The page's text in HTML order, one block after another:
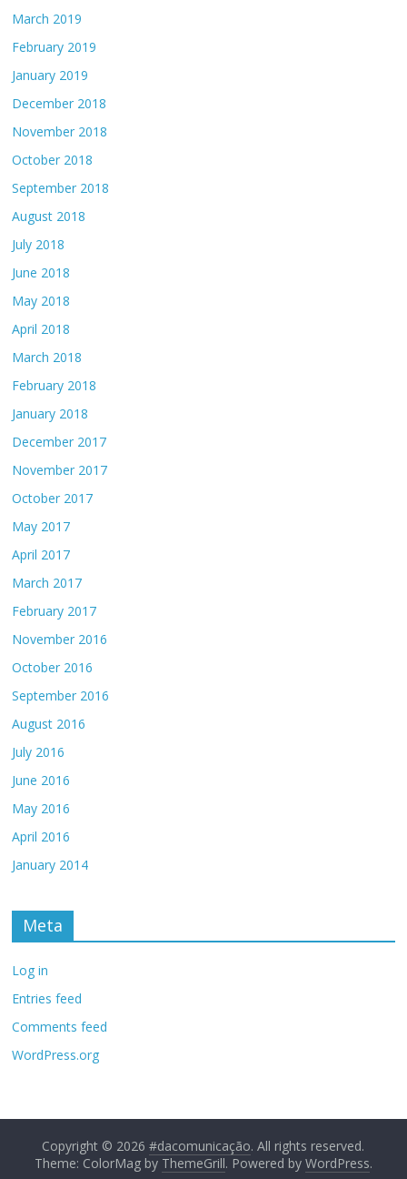
March 2019
February 2019
January 2019
December 2018
November 2018
October 2018
September 2018
August 2018
July 2018
June 2018
May 2018
April 2018
March 2018
February 2018
January 2018
December 2017
November 2017
October 2017
May 2017
April 2017
March 2017
February 2017
November 2016
October 2016
September 2016
August 2016
July 2016
June 2016
May 2016
April 2016
January 2014
Meta
Log in
Entries feed
Comments feed
WordPress.org
Copyright © 2026#dacomunicação. All rights reserved.
Theme: ColorMag by ThemeGrill. Powered by WordPress.